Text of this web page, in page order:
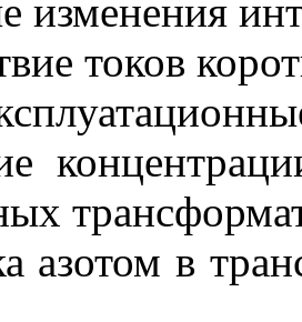
изменения
токов
азотом в